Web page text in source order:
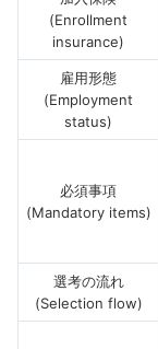
(Enrollment
insurance)
雇用形態
(Employment
status)
必須事項
(Mandatory items)
選考の流れ
(Selection flow)